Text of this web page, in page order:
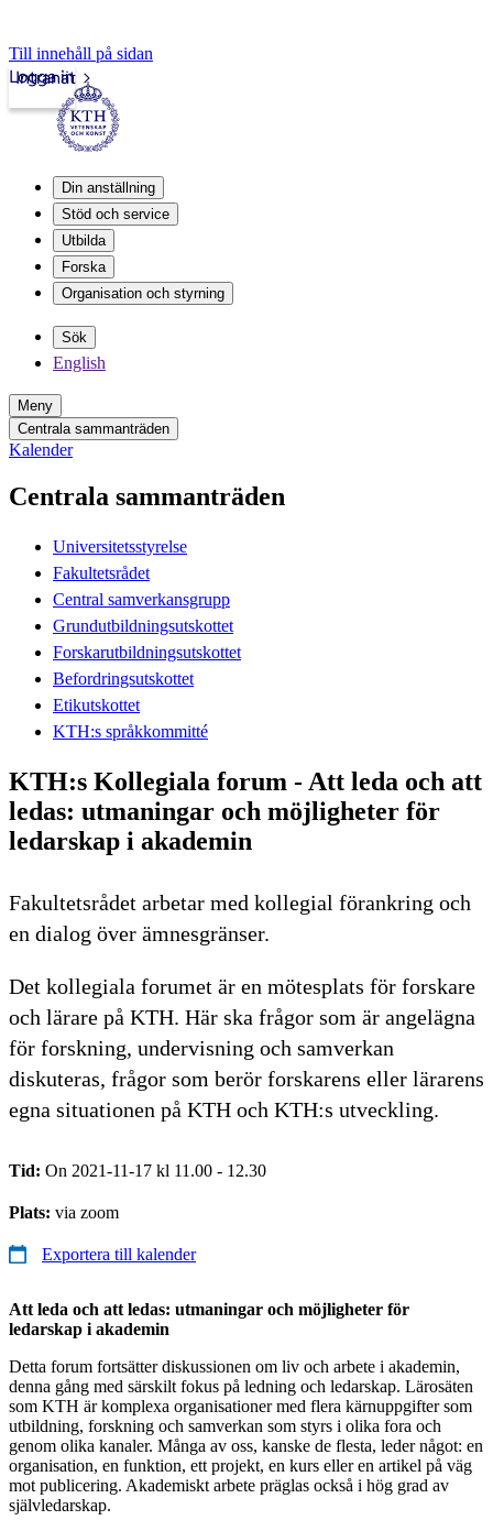
Till innehåll på sidan
Intranät
Logga in
Din anställning
Stöd och service
Utbilda
Forska
Organisation och styrning
Sök
English
Meny
Centrala sammanträden
Kalender
Centrala sammanträden
Universitetsstyrelse
Fakultetsrådet
Central samverkansgrupp
Grundutbildningsutskottet
Forskarutbildningsutskottet
Befordringsutskottet
Etikutskottet
KTH:s språkkommitté
KTH:s Kollegiala forum - Att leda och att
ledas: utmaningar och möjligheter för
ledarskap i akademin
Fakultetsrådet arbetar med kollegial förankring och
en dialog över ämnesgränser.
Det kollegiala forumet är en mötesplats för forskare
och lärare på KTH. Här ska frågor som är angelägna
för forskning, undervisning och samverkan
diskuteras, frågor som berör forskarens eller lärarens
egna situationen på KTH och KTH:s utveckling.
Tid: On 2021-11-17 kl 11.00 - 12.30
Plats: via zoom
Exportera till kalender
Att leda och att ledas: utmaningar och möjligheter för
ledarskap i akademin
Detta forum fortsätter diskussionen om liv och arbete i akademin,
denna gång med särskilt fokus på ledning och ledarskap. Lärosäten
som KTH är komplexa organisationer med flera kärnuppgifter som
utbildning, forskning och samverkan som styrs i olika fora och
genom olika kanaler. Många av oss, kanske de flesta, leder något: en
organisation, en funktion, ett projekt, en kurs eller en artikel på väg
mot publicering. Akademiskt arbete präglas också i hög grad av
självledarskap.